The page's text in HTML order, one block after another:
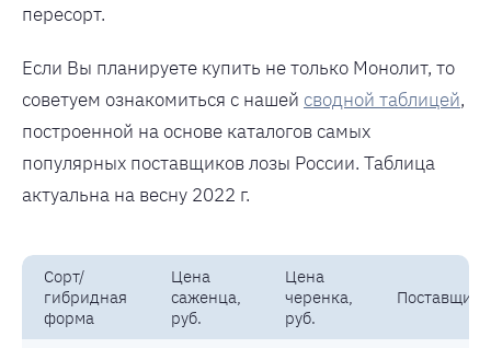
пересорт.
Если Вы планируете купить не только Монолит, то
советуем ознакомиться с нашей сводной таблицей,
построенной на основе каталогов самых
популярных поставщиков лозы России. Таблица
актуальна на весну 2022 г.
Сорт/
гибридная
форма
Цена
саженца,
руб.
Цена
черенка,
руб.
Поставщик